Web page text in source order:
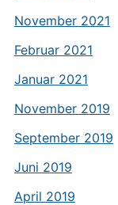
November 2021
Februar 2021
Januar 2021
November 2019
September 2019
Juni 2019
April 2019